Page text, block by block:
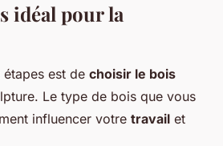
idéal pour la
étapes est de choisir le bois
Le type de bois que vous
influencer votre travail et